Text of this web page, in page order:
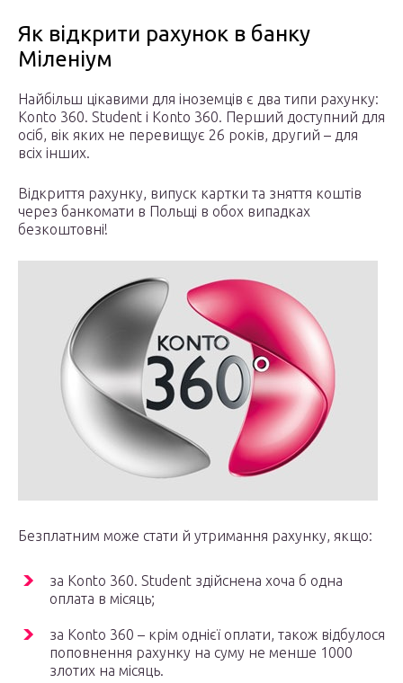
Як відкрити рахунок в банку
Міленіум
Найбільш цікавими для іноземців є два типи рахунку:
Konto 360. Student і Konto 360. Перший доступний для
осіб, вік яких не перевищує 26 років, другий – для
всіх інших.
Відкриття рахунку, випуск картки та зняття коштів
через банкомати в Польщі в обох випадках
безкоштовні!
Безплатним може стати й утримання рахунку, якщо:
за Konto 360. Student здійснена хоча б одна
оплата в місяць;
за Konto 360 – крім однієї оплати, також відбулося
поповнення рахунку на суму не менше 1000
злотих на місяць.